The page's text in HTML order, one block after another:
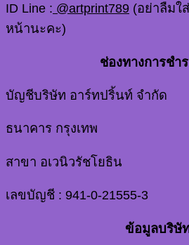
ID Line : @artprint789 (อย่าลืมใ
หน้านะคะ)
ช่องทางการชำ
บัญชีบริษัท อาร์ทปริ้นท์ จำกัด
ธนาคาร กรุงเทพ
สาขา อเวนิวรัชโยธิน
เลขบัญชี : 941-0-21555-3
ข้อมูลบริษั